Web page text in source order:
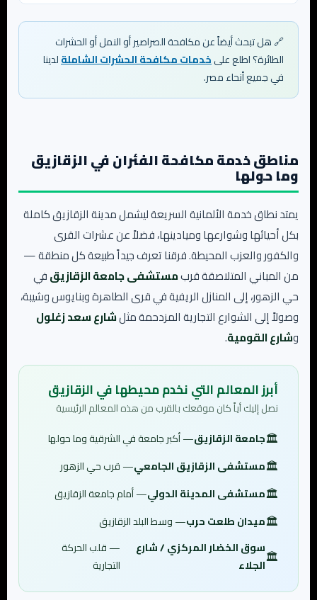
🔗 هل تبحث أيضاً عن مكافحة الصراصير أو النمل أو الحشرات
الطائرة؟ اطلع علىخدمات مكافحة الحشرات الشاملةلدينا
في جميع أنحاء مصر.
مناطق خدمة مكافحة الفئران في الزقازيق
وما حولها
يمتد نطاق خدمة الألمانية السريعة ليشمل مدينة الزقازيق كاملة
بكل أحيائها وشوارعها وميادينها، فضلاً عن عشرات القرى
والكفور والعزب المحيطة. فرقنا تعرف جيداً طبيعة كل منطقة —
من المباني المتلاصقة قربمستشفى جامعة الزقازيقفي
حي الزهور، إلى المنازل الريفية في قرى الطاهرة وبنايوس وشيبة،
وصولاً إلى الشوارع التجارية المزدحمة مثلشارع سعد زغلول
وشارع القومية.
أبرز المعالم التي نخدم محيطها في الزقازيق
نصل إليك أياً كان موقعك بالقرب من هذه المعالم الرئيسية
جامعة الزقازيق— أكبر جامعة في الشرقية وما حولها
مستشفى الزقازيق الجامعي— قرب حي الزهور
مستشفى المدينة الدولي— أمام جامعة الزقازيق
ميدان طلعت حرب— وسط البلد الزقازيق
سوق الخضار المركزي / شارع
الجلاء
— قلب الحركة
التجارية